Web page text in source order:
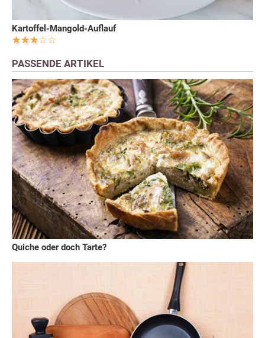
Kartoffel-Mangold-Auflauf
PASSENDE ARTIKEL
Quiche oder doch Tarte?